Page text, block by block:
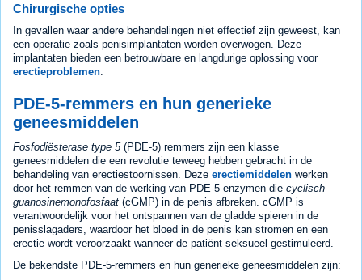
Chirurgische opties
In gevallen waar andere behandelingen niet effectief zijn geweest, kan
een operatie zoals penisimplantaten worden overwogen. Deze
implantaten bieden een betrouwbare en langdurige oplossing voor
erectieproblemen
PDE-5-remmers en hun generieke
geneesmiddelen
Fosfodiësterase type 5(PDE-5) remmers zijn een klasse
geneesmiddelen die een revolutie teweeg hebben gebracht in de
behandeling van erectiestoornissen. Deze erectiemiddelen werken
door het remmen van de werking van PDE-5 enzymen die cyclisch
guanosinemonofosfaat (cGMP) in de penis afbreken. cGMP is
verantwoordelijk voor het ontspannen van de gladde spieren in de
penisslagaders, waardoor het bloed in de penis kan stromen en een
erectie wordt veroorzaakt wanneer de patiënt seksueel gestimuleerd.
De bekendste PDE-5-remmers en hun generieke geneesmiddelen zijn: